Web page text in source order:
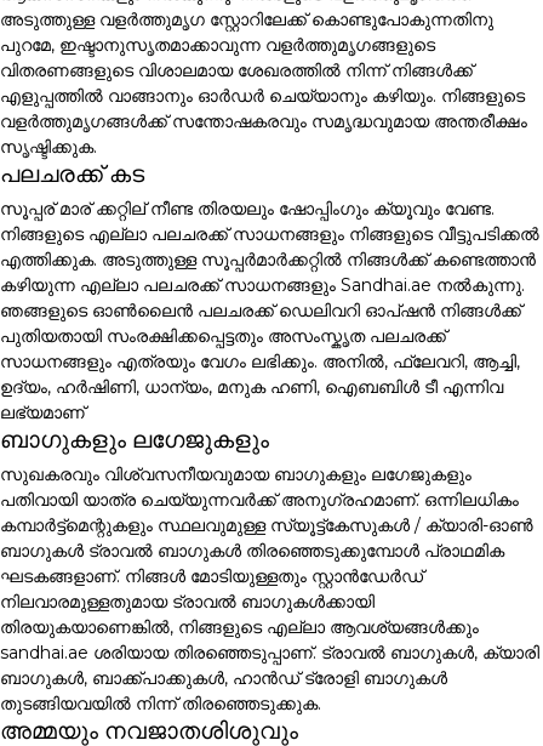
അടുത്തുള്ള വളർത്തുമൃഗ സ്റ്റോറിലേക്ക് കൊണ്ടുപോകുന്നതിനു
പുറമേ, ഇഷ്ടാനുസൃതമാക്കാവുന്ന വളർത്തുമൃഗങ്ങളുടെ
വിതരണങ്ങളുടെ വിശാലമായ ശേഖരത്തിൽ നിന്ന് നിങ്ങൾക്ക്
എളുപ്പത്തിൽ വാങ്ങാനും ഓർഡർ ചെയ്യാനും കഴിയും. നിങ്ങളുടെ
വളർത്തുമൃഗങ്ങൾക്ക് സന്തോഷകരവും സമൃദ്ധവുമായ അന്തരീക്ഷം
സൃഷ്ടിക്കുക.
പലചരക്ക് കട
സൂപ്പര് മാര് ക്കറ്റില് നീണ്ട തിരയലും ഷോപ്പിംഗും ക്യൂവും വേണ്ട.
നിങ്ങളുടെ എല്ലാ പലചരക്ക് സാധനങ്ങളും നിങ്ങളുടെ വീട്ടുപടിക്കൽ
എത്തിക്കുക. അടുത്തുള്ള സൂപ്പർമാർക്കറ്റിൽ നിങ്ങൾക്ക് കണ്ടെത്താൻ
കഴിയുന്ന എല്ലാ പലചരക്ക് സാധനങ്ങളും Sandhai.ae നൽകുന്നു.
ഞങ്ങളുടെ ഓൺലൈൻ പലചരക്ക് ഡെലിവറി ഓപ്ഷൻ നിങ്ങൾക്ക്
പുതിയതായി സംരക്ഷിക്കപ്പെട്ടതും അസംസ്കൃത പലചരക്ക്
സാധനങ്ങളും എത്രയും വേഗം ലഭിക്കും. അനിൽ, ഫ്ലേവറി, ആച്ചി,
ഉദ്യം, ഹർഷിണി, ധാന്യം, മനുക ഹണി, ഐബബിൾ ടീ എന്നിവ
ലഭ്യമാണ്
ബാഗുകളും ലഗേജുകളും
സുഖകരവും വിശ്വസനീയവുമായ ബാഗുകളും ലഗേജുകളും
പതിവായി യാത്ര ചെയ്യുന്നവർക്ക് അനുഗ്രഹമാണ്. ഒന്നിലധികം
കമ്പാർട്ട്മെന്റുകളും സ്ഥലവുമുള്ള സ്യൂട്ട്കേസുകൾ / ക്യാരി-ഓൺ
ബാഗുകൾ ട്രാവൽ ബാഗുകൾ തിരഞ്ഞെടുക്കുമ്പോൾ പ്രാഥമിക
ഘടകങ്ങളാണ്. നിങ്ങൾ മോടിയുള്ളതും സ്റ്റാൻഡേർഡ്
നിലവാരമുള്ളതുമായ ട്രാവൽ ബാഗുകൾക്കായി
തിരയുകയാണെങ്കിൽ, നിങ്ങളുടെ എല്ലാ ആവശ്യങ്ങൾക്കും
sandhai.ae ശരിയായ തിരഞ്ഞെടുപ്പാണ്. ട്രാവൽ ബാഗുകൾ, ക്യാരി
ബാഗുകൾ, ബാക്ക്പാക്കുകൾ, ഹാൻഡ് ട്രോളി ബാഗുകൾ
തുടങ്ങിയവയിൽ നിന്ന് തിരഞ്ഞെടുക്കുക.
അമ്മയും നവജാതശിശുവും